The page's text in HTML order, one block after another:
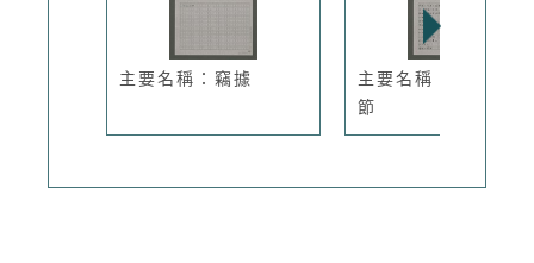
主要名稱：竊據
主要名稱：梅子的季
節